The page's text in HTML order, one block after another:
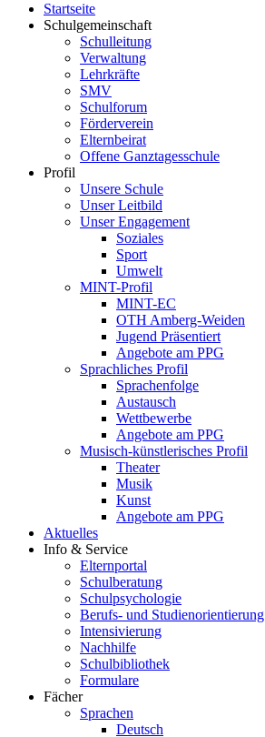
Startseite
Schulgemeinschaft
Schulleitung
Verwaltung
Lehrkräfte
SMV
Schulforum
Förderverein
Elternbeirat
Offene Ganztagesschule
Profil
Unsere Schule
Unser Leitbild
Unser Engagement
Soziales
Sport
Umwelt
MINT-Profil
MINT-EC
OTH Amberg-Weiden
Jugend Präsentiert
Angebote am PPG
Sprachliches Profil
Sprachenfolge
Austausch
Wettbewerbe
Angebote am PPG
Musisch-künstlerisches Profil
Theater
Musik
Kunst
Angebote am PPG
Aktuelles
Info & Service
Elternportal
Schulberatung
Schulpsychologie
Berufs- und Studienorientierung
Intensivierung
Nachhilfe
Schulbibliothek
Formulare
Fächer
Sprachen
Deutsch